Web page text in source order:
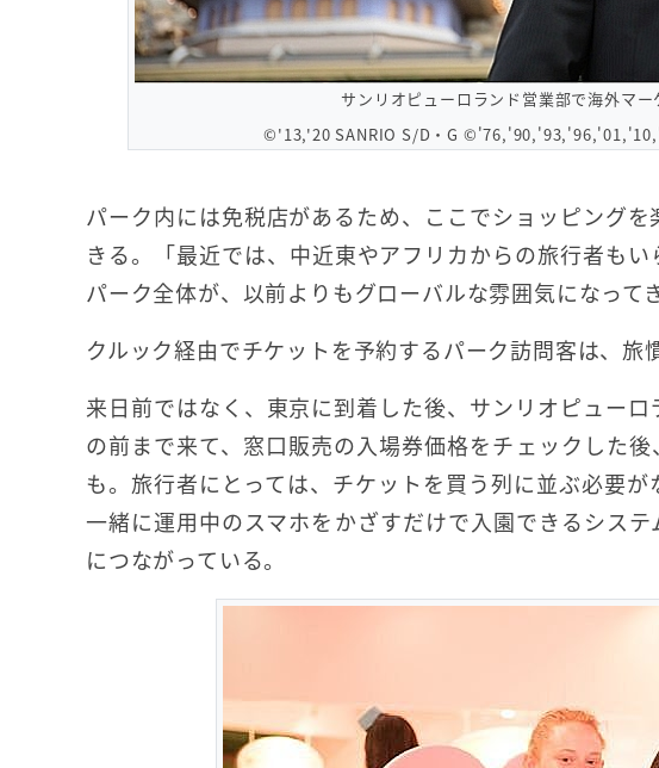
サンリオピューロランド営業部で海外マ
©'13,'20 SANRIO S/D・G
パーク内には免税店があるため、ここでショッピング
きる。「最近では、中近東やアフリカからの旅行者も
パーク全体が、以前よりもグローバルな雰囲気になって
クルック経由でチケットを予約するパーク訪問客は、旅
来日前ではなく、東京に到着した後、サンリオピュー
の前まで来て、窓口販売の入場券価格をチェックした
も。旅行者にとっては、チケットを買う列に並ぶ必要
一緒に運用中のスマホをかざすだけで入園できるシス
につながっている。